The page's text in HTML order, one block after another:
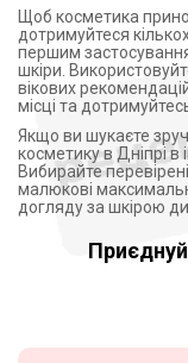
Щоб косметика
дотримуйтеся
першим
шкіри.
вікових
місці та
Якщо ви шукаєте
косметику в Дніпрі в
Вибирайте
малюкові
догляду за шкірою